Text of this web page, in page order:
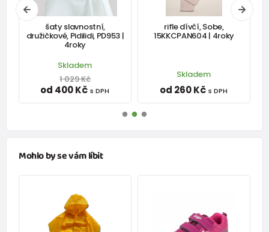
šaty slavnostní,
družičkové, Pidilidi, PD953 |
4roky
Skladem
1 029 Kč
od 400 Kč s DPH
rifle dívčí, Sobe,
15KKCPAN604 | 4roky
Skladem
od 260 Kč s DPH
Mohlo by se vám líbit